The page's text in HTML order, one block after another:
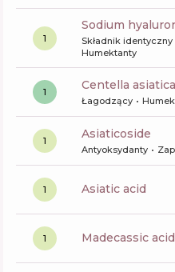
1
sodium
Składnik
Humektanty
1 centella
Łagodzący
1 asiaticoside
Antyoksydanty
1 asiatic acid
1 madecassic acid